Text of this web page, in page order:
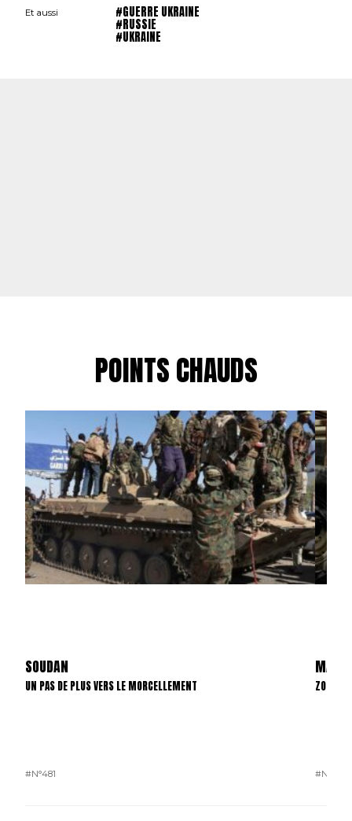
Et aussi #GUERRE UKRAINE
#RUSSIE
#UKRAINE
POINTS CHAUDS
SOUDAN
UN PAS DE PLUS VERS LE MORCELLEMENT
#N°481
MALI
ZONES
#N°481